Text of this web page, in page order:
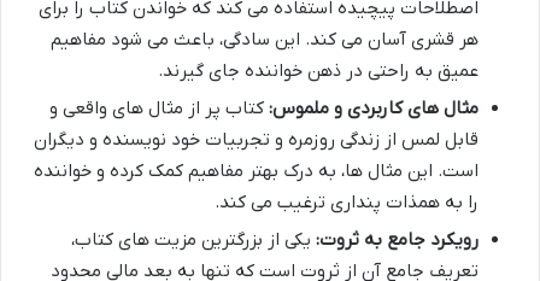
اصطلاحات پیچیده استفاده می کند که خواندن کتاب را برای
هر قشری آسان می کند. این سادگی، باعث می شود مفاهیم
عمیق به راحتی در ذهن خواننده جای گیرند.
مثال های کاربردی و ملموس: کتاب پر از مثال های واقعی و
قابل لمس از زندگی روزمره و تجربیات خود نویسنده و دیگران
است. این مثال ها، به درک بهتر مفاهیم کمک کرده و خواننده
را به همذات پنداری ترغیب می کند.
رویکرد جامع به ثروت: یکی از بزرگترین مزیت های کتاب،
تعریف جامع آن از ثروت است که تنها به بعد مالی محدود